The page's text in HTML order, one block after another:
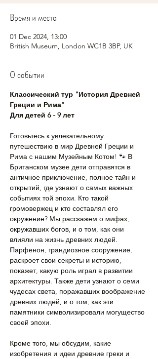
Время и место
01 Dec 2024, 13:00
British Museum, London WC1B 3BP, UK
О событии
Классический тур "История Древней
Греции и Рима"
Для детей 6 - 9 лет
Готовьтесь к увлекательному
путешествию в мир Древней Греции и
Рима с нашим Музейным Котом! 🐾 В
Британском музее дети отправятся в
античное приключение, полное тайн и
открытий, где узнают о самых важных
событиях той эпохи. Кто такой
громовержец и кто составлял его
окружение? Мы расскажем о мифах,
окружавших богов, и о том, как они
влияли на жизнь древних людей.
Парфенон, грандиозное сооружение,
раскроет свои секреты и историю,
покажет, какую роль играл в развитии
архитектуры. Также дети узнают о семи
чудесах света, поражавших воображение
древних людей, и о том, как эти
памятники символизировали могущество
своей эпохи.
Кроме того, мы обсудим, какие
изобретения и идеи древние греки и